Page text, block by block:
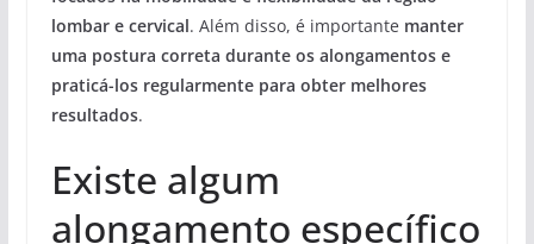
lombar e cervical. Além disso, é importante manter
uma postura correta durante os alongamentos e
praticá-los regularmente para obter melhores
resultados.
Existe algum
alongamento específico